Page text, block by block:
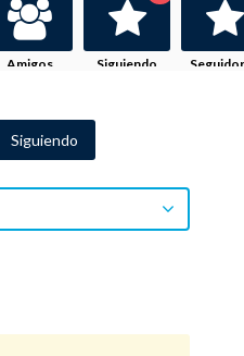
Amigos Siguiendo
Siguiendo